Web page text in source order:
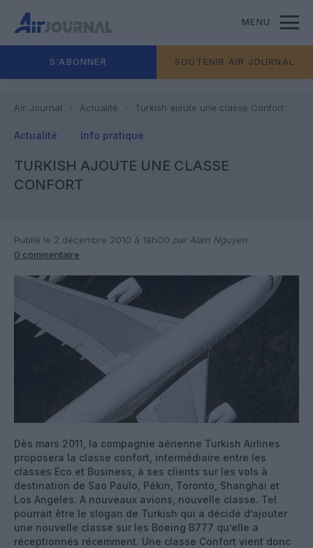
MENU
S'ABONNER SOUTENIR AIR JOURNAL
Air Journal Actualité Turkish ajoute une classe Confort
Actualité Info pratique
TURKISH AJOUTE UNE CLASSE
CONFORT
Publié le 2 décembre 2010 à 18h00 par Alain Nguyen
0 commentaire
Dès mars 2011, la compagnie aérienne Turkish Airlines
proposera la classe confort, intermédiaire entre les
classes Eco et Business, à ses clients sur les vols à
destination de Sao Paulo, Pékin, Toronto, Shanghai et
Los Angeles. A nouveaux avions, nouvelle classe. Tel
pourrait être le slogan de Turkish qui a décidé d’ajouter
une nouvelle classe sur les Boeing B777 qu’elle a
réceptionnés récemment. Une classe Confort vient donc